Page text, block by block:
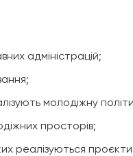
адміністрацій;
молодіжну
просторів;
реалізуються